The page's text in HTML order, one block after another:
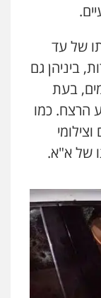
של עד
ביניהן גם
בעת
הרצח. כמו
של א"א.